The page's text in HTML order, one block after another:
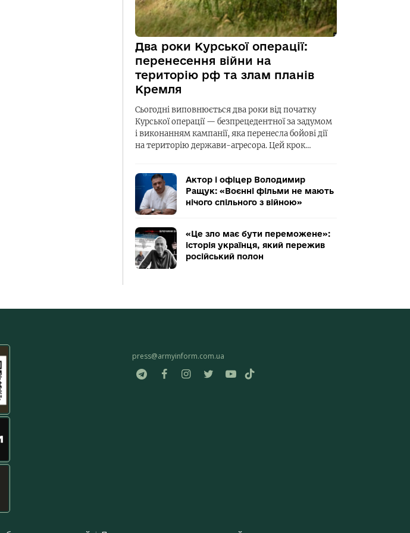
Два роки Курської операції:
перенесення війни на
територію рф та злам планів
Кремля
Сьогодні виповнюється два роки від початку
Курської операції — безпрецедентної за задумом
і виконанням кампанії, яка перенесла бойові дії
на територію держави-агресора. Цей крок…
Актор і офіцер Володимир
Ращук: «Воєнні фільми не мають
нічого спільного з війною»
«Це зло має бути переможене»:
історія українця, який пережив
російський полон
press@armyinform.com.ua